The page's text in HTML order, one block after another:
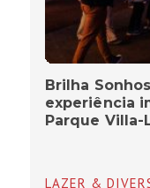
Brilha
experiência
Parque Villa-
LAZER &